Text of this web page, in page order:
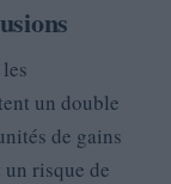
un double
de gains
risque de